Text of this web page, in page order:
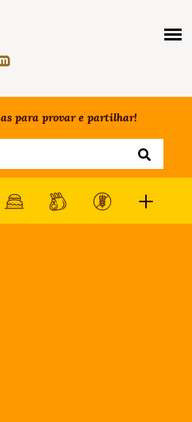
para provar e partilhar!